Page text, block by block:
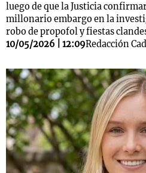
luego de que la Justicia
millonario embargo en la
robo de propofol y fiestas
10/05/2026 | 12:09Redacción